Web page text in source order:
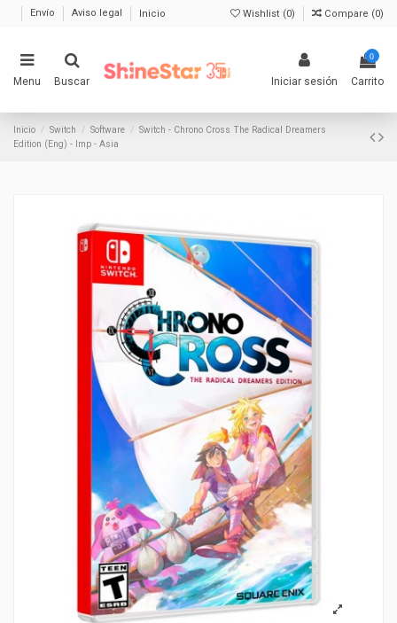
Envío Aviso legal Inicio Wishlist (0) Compare (0)
Menu Buscar Iniciar sesión
0
Carrito
Inicio Switch Software
Switch - Chrono Cross The Radical Dreamers
Edition (Eng) - Imp - Asia